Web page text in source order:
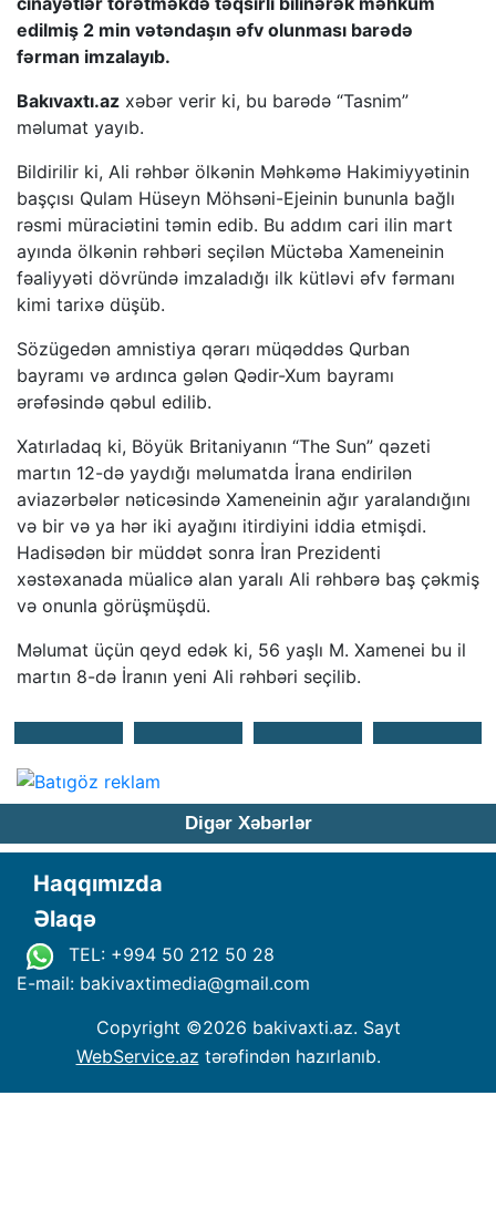
edilmiş 2 min vətəndaşın əfv olunması barədə
fərman imzalayıb.
Bakıvaxtı.az xəbər verir ki, bu barədə “Tasnim”
məlumat yayıb.
Bildirilir ki, Ali rəhbər ölkənin Məhkəmə Hakimiyyətinin
başçısı Qulam Hüseyn Möhsəni-Ejeinin bununla bağlı
rəsmi müraciətini təmin edib. Bu addım cari ilin mart
ayında ölkənin rəhbəri seçilən Müctəba Xameneinin
fəaliyyəti dövründə imzaladığı ilk kütləvi əfv fərmanı
kimi tarixə düşüb.
Sözügedən amnistiya qərarı müqəddəs Qurban
bayramı və ardınca gələn Qədir-Xum bayramı
ərəfəsində qəbul edilib.
Xatırladaq ki, Böyük Britaniyanın “The Sun” qəzeti
martın 12-də yaydığı məlumatda İrana endirilən
aviazərbələr nəticəsində Xameneinin ağır yaralandığını
və bir və ya hər iki ayağını itirdiyini iddia etmişdi.
Hadisədən bir müddət sonra İran Prezidenti
xəstəxanada müalicə alan yaralı Ali rəhbərə baş çəkmiş
və onunla görüşmüşdü.
Məlumat üçün qeyd edək ki, 56 yaşlı M. Xamenei bu il
martın 8-də İranın yeni Ali rəhbəri seçilib.
Digər Xəbərlər
Haqqımızda
Əlaqə
TEL: +994 50 212 50 28
E-mail: bakivaxtimedia@gmail.com
Copyright ©2026 bakivaxti.az. Sayt
WebService.az tərəfindən hazırlanıb.